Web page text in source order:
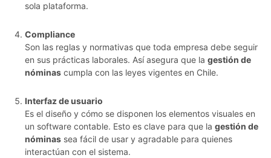
sola plataforma.
Compliance
Son las reglas y normativas que toda empresa debe seguir
en sus prácticas laborales. Así asegura que la gestión de
nóminas cumpla con las leyes vigentes en Chile.
Interfaz de usuario
Es el diseño y cómo se disponen los elementos visuales en
un software contable. Esto es clave para que la gestión de
nóminas sea fácil de usar y agradable para quienes
interactúan con el sistema.